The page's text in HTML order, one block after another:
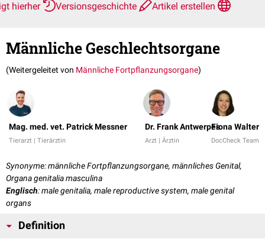
hierher
Versionsgeschichte Artikel erstellen
Männliche Geschlechtsorgane
(Weitergeleitet von Männliche Fortpflanzungsorgane)
Mag. med. vet. Patrick Messner
Tierarzt | Tierärztin
Dr. Frank Antwerpes
Arzt | Ärztin
Fiona Walter
DocCheck Team
Synonyme: männliche Fortpflanzungsorgane, männliches Genital,
Organa genitalia masculina
Englisch: male genitalia, male reproductive system, male genital
organs
Definition